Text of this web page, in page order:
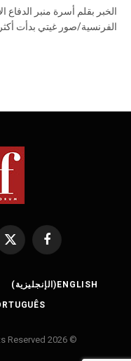
‬الفرنسية‭/‬صور‭ ‬غيتي بدأت‭ ‬أكثر‭ ‬من‭ ‬20‭ ‬دولة‭ ‬إفريقية‭ ‬في‭…
فيسبوك
X
ENGLISH
(الإنجليزية)
© 2026 Africa Defense Forum. All Rights Reserved.